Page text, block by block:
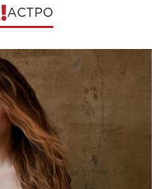
АСТРО